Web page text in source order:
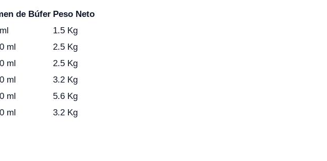
de Búfer Peso Neto
1.5 Kg
ml
2.5 Kg
ml
2.5 Kg
ml
3.2 Kg
ml
5.6 Kg
ml 3.2 Kg